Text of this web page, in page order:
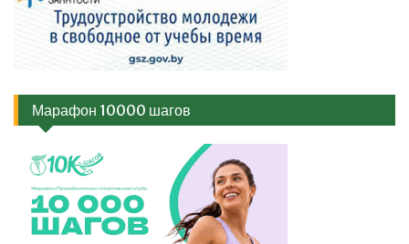
Марафон 10000 шагов